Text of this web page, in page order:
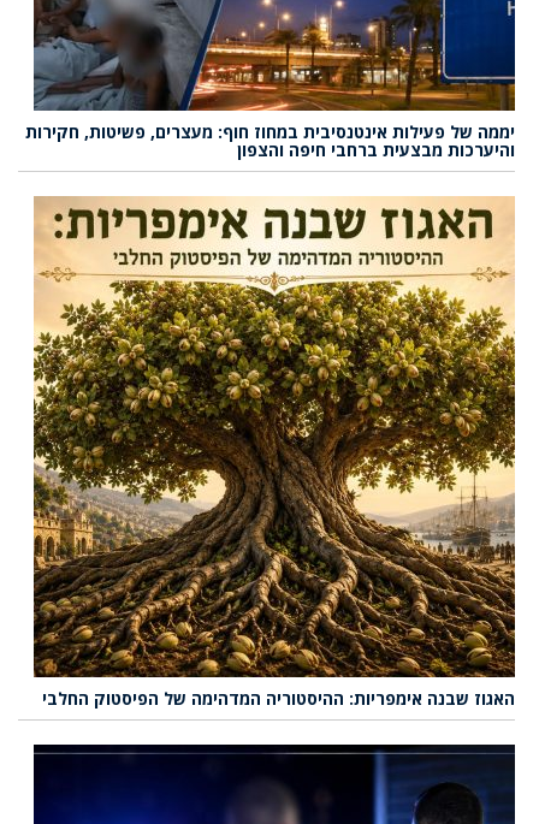
יממה של פעילות אינטנסיבית במחוז חוף: מעצרים, פשיטות, חקירות
והיערכות מבצעית ברחבי חיפה והצפון
האגוז שבנה אימפריות: ההיסטוריה המדהימה של הפיסטוק החלבי